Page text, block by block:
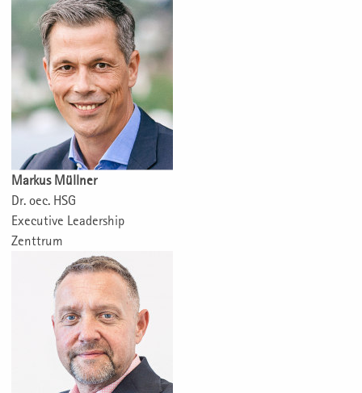
Markus Müllner
Dr. oec. HSG
Executive Leadership
Zenttrum